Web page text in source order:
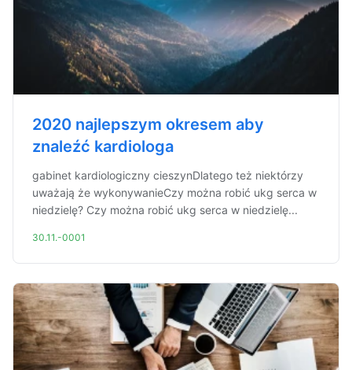
2020 najlepszym okresem aby
znaleźć kardiologa
gabinet kardiologiczny cieszynDlatego też niektórzy
uważają że wykonywanieCzy można robić ukg serca w
niedzielę? Czy można robić ukg serca w niedzielę...
30.11.-0001